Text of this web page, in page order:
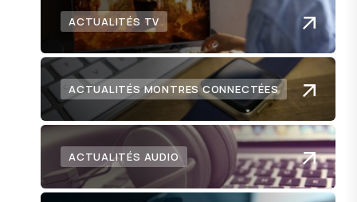
ACTUALITÉS TV
ACTUALITÉS MONTRES CONNECTÉES
ACTUALITÉS AUDIO